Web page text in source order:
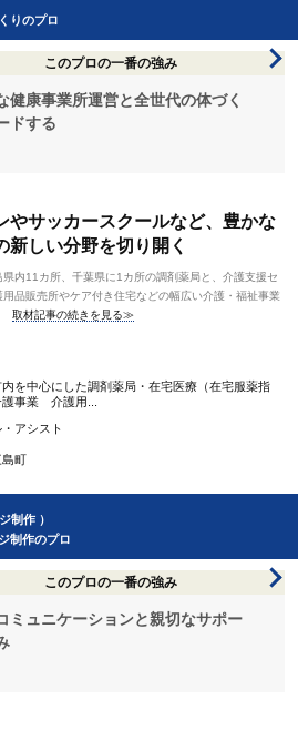
りのプロ
このプロの一番の強み
健康事業所運営と全世代の体づく
ドする
やサッカースクールなど、豊かな
新しい分野を切り開く
内11カ所、千葉県に1カ所の調剤薬局と、介護支援セ
品販売所やケア付き住宅などの幅広い介護・福祉事業
取材記事の続きを見る≫
を中心にした調剤薬局・在宅医療（在宅服薬指
事業 介護用...
アシスト
島町
制作 ）
制作のプロ
このプロの一番の強み
ミュニケーションと親切なサポー